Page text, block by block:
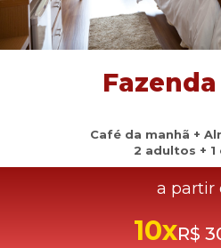
Café da manhã +
2 adultos + 1
a partir
10xR$